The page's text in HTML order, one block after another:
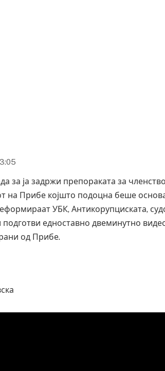
за ја задржи препораката за
на Прибе којшто подоцна беше
УБК, Антикорупциската,
едноставно двеминутно
од Прибе.